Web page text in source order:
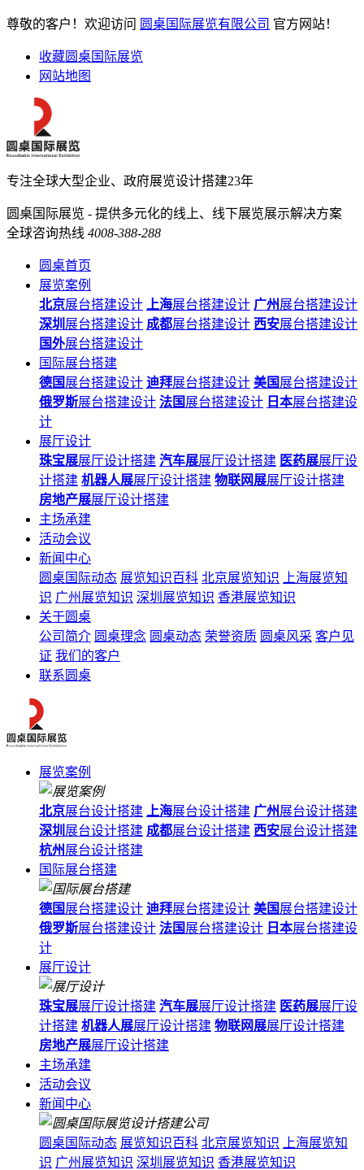
尊敬的客户！欢迎访问 圆桌国际展览有限公司 官方网站！
收藏圆桌国际展览
网站地图
专注全球大型企业、政府展览设计搭建23年
圆桌国际展览 - 提供多元化的线上、线下展览展示解决方案
全球咨询热线 4008-388-288
圆桌首页
展览案例
北京展台搭建设计 上海展台搭建设计 广州展台搭建设计
深圳 展台搭建设计 成都展台搭建设计 西安展台搭建设计
国外展台搭建设计
国际展台搭建
德国 展台搭建设计 迪拜展台搭建设计 美国 展台搭建设计
俄罗斯展台搭建设计 法国 展台搭建设计 日本展台搭建设
计
展厅设计
珠宝展展厅设计搭建 汽车展展厅设计搭建 医药展展厅设
计搭建 机器人展展厅设计搭建 物联网展展厅设计搭建
房地产展展厅设计搭建
主场承建
活动会议
新闻中心
圆桌国际动态 展览知识百科 北京展览知识
上海展览知
识 广州展览知识 深圳展览知识 香港展览知识
关于圆桌
公司简介 圆桌理念 圆桌动态 荣誉资质 圆桌风采 客户见
证 我们的客户
联系圆桌
展览案例
北京展台设计搭建 上海展台设计搭建 广州展台设计搭建
深圳 展台设计搭建 成都展台设计搭建 西安展台设计搭建
杭州展台设计搭建
国际展台搭建
德国 展台搭建设计 迪拜展台搭建设计 美国 展台搭建设计
俄罗斯展台搭建设计 法国 展台搭建设计 日本展台搭建设
计
展厅设计
珠宝展展厅设计搭建 汽车展展厅设计搭建 医药展展厅设
计搭建 机器人展展厅设计搭建 物联网展展厅设计搭建
房地产展展厅设计搭建
主场承建
活动会议
新闻中心
圆桌国际动态 展览知识百科 北京展览知识
上海展览知
识 广州展览知识 深圳展览知识 香港展览知识